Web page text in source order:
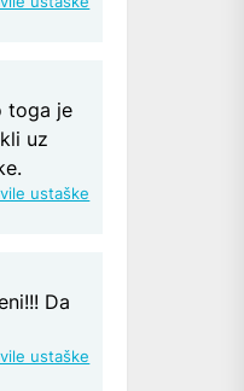
toga je
uz
ustaške
Da
ustaške